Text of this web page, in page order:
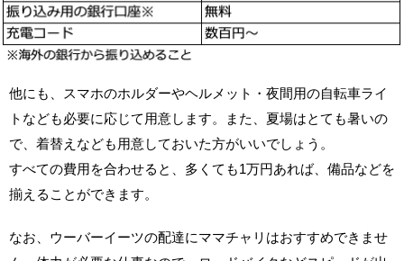
他にも、スマホのホルダーやヘルメット・夜間用の自転車ライ
トなども必要に応じて用意します。また、夏場はとても暑いの
で、着替えなども用意しておいた方がいいでしょう。
すべての費用を合わせると、多くても1万円あれば、備品などを
揃えることができます。
なお、ウーバーイーツの配達にママチャリはおすすめできませ